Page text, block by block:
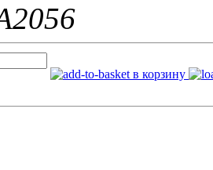
в корзину